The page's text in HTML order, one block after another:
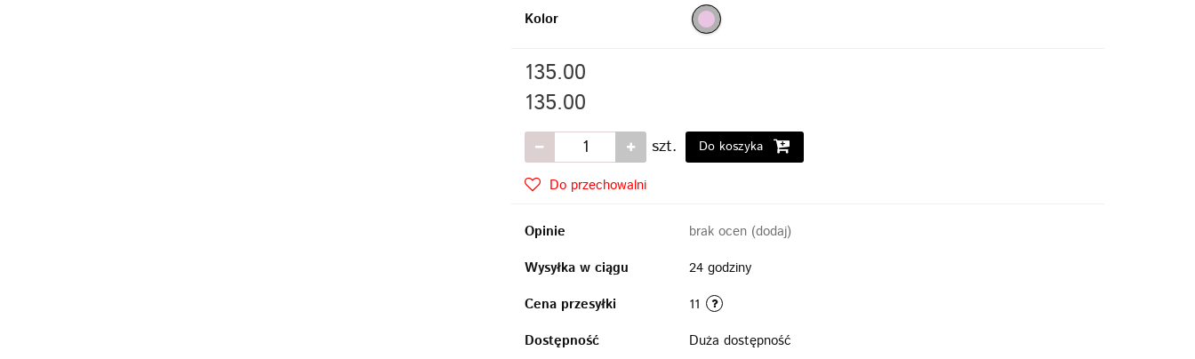
Kolor
135.00
135.00
szt. Do koszyka
Do przechowalni
Opinie brak ocen (dodaj)
Wysyłka w ciągu
24 godziny
Cena przesyłki
11
Dostępność
Duża dostępność